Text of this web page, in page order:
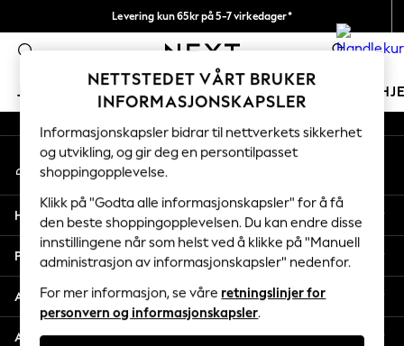
Levering kun 65kr på 5-7 virkedager*
Vi betaler alle tollavgifter 0
JENTER GUTTER BABY KVINNER
GIRLS
New In
50 - 92cm
98 - 110cm
116 - 134cm
140 - 174cm
Trending: Top & Short Sets
Trending: Clogs
Toy Story
THE SET
An error occurred on client
Våre sosiale nettverk
Min konto
Logg inn på kontoen din
Hjelp
Personvern & Juridisk
Avdelinger
Andre tjenester
NETTSTEDET VÅRT BRUKER
INFORMASJONSKAPSLER
Informasjonskapsler bidrar til nettverkets sikkerhet
og utvikling, og gir deg en persontilpasset
shoppingopplevelse.
Klikk på "Godta alle informasjonskapsler" for å få
den beste shoppingopplevelsen. Du kan endre disse
innstillingene når som helst ved å klikke på "Manuell
administrasjon av informasjonskapsler" nedenfor.
For mer informasjon, se våre retningslinjer for
personvern og informasjonskapsler.